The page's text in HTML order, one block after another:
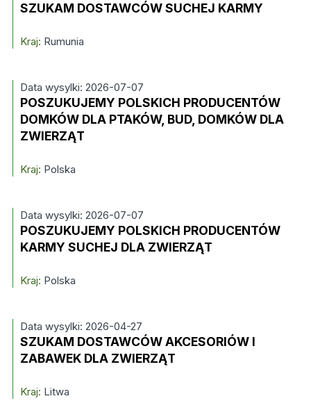
SZUKAM DOSTAWCÓW SUCHEJ KARMY
Kraj: Rumunia
Data wysylki: 2026-07-07
POSZUKUJEMY POLSKICH PRODUCENTÓW
DOMKÓW DLA PTAKÓW, BUD, DOMKÓW DLA
ZWIERZĄT
Kraj: Polska
Data wysylki: 2026-07-07
POSZUKUJEMY POLSKICH PRODUCENTÓW
KARMY SUCHEJ DLA ZWIERZĄT
Kraj: Polska
Data wysylki: 2026-04-27
SZUKAM DOSTAWCÓW AKCESORIÓW I
ZABAWEK DLA ZWIERZĄT
Kraj: Litwa